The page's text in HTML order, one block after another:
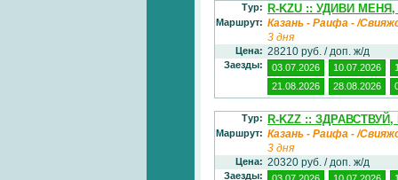
Тур: R-KZU :: УДИВИ МЕНЯ,
Маршрут: Казань - Раифа - /
3 дня
Цена: 28210 руб. / доп. ж/д
Заезды: 03.07.2026 10.07.2026
21.08.2026
28.08.2026
Тур: R-KZZ ::
Маршрут: Казань - Раифа - /
3 дня
Цена: 20320 руб. / доп. ж/д
Заезды: